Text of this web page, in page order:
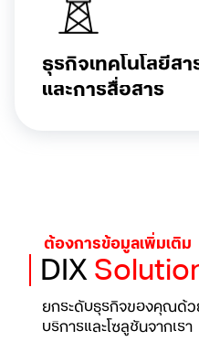
ธุรกิจเทคโนโลยีสา
และการสื่อสาร
ต้องการข้อมูลเพิ่มเติม
DIX
ยกระดับธุรกิจของคุณด้
บริการและโซลูชันจากเรา